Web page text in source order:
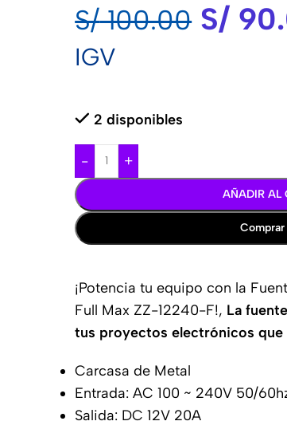
S/100.00 S/
IGV
2 disponibles
- +
AÑADIR AL
Comprar
¡Potencia tu equipo con la
Full Max ZZ-12240-F!, La
tus proyectos electrónicos
Carcasa de Metal
Entrada: AC 100 ~ 240V 50/
Salida: DC 12V 20A